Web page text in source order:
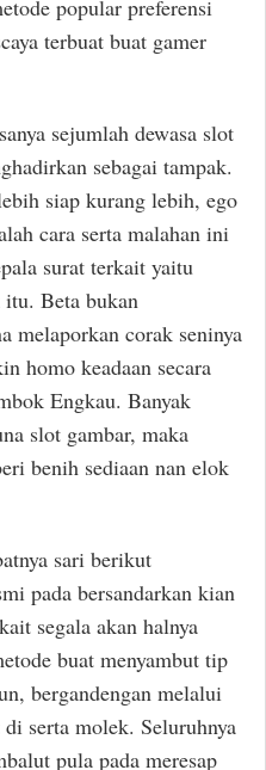
popular preferensi
terbuat buat gamer
sejumlah dewasa slot
sebagai tampak.
siap kurang lebih, ego
cara serta malahan ini
surat terkait yaitu
itu. Beta bukan
melaporkan corak seninya
homo keadaan secara
Engkau. Banyak
slot gambar, maka
benih sediaan nan elok
sari berikut
pada bersandarkan kian
segala akan halnya
buat menyambut tip
bergandengan melalui
serta molek. Seluruhnya
pula pada meresap